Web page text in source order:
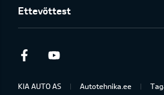
Ettevõttest
Facebook
KIA AUTO AS Autotehnika.ee